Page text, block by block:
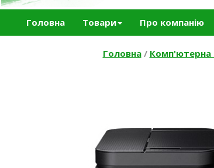
Головна Товари Про компанію
Головна / Комп'ютерна